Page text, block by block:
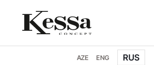
AZE ENG RUS